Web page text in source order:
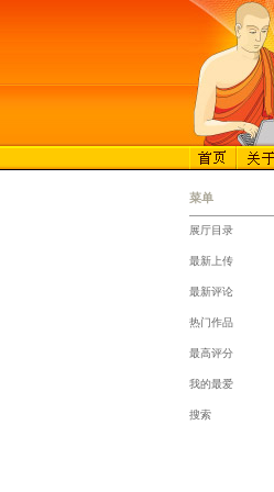
菜单
展厅目录
最新上传
最新评论
热门作品
最高评分
我的最爱
搜索